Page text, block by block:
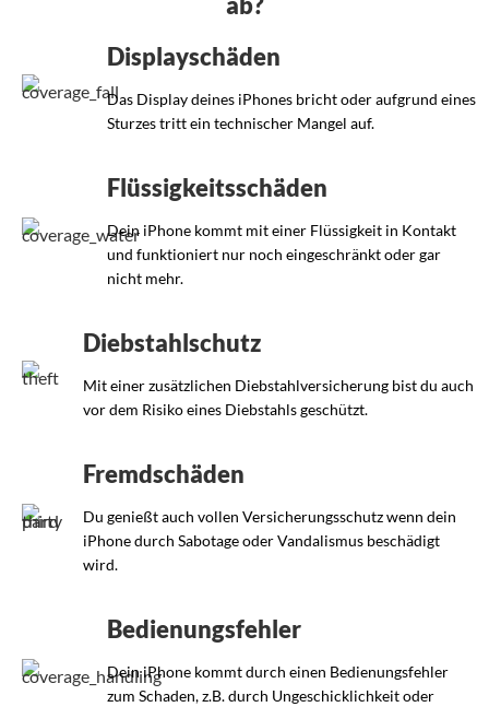
Displayschäden
Das Display deines iPhones bricht oder aufgrund eines
Sturzes tritt ein technischer Mangel auf.
Flüssigkeitsschäden
Dein iPhone kommt mit einer Flüssigkeit in Kontakt
und funktioniert nur noch eingeschränkt oder gar
nicht mehr.
Diebstahlschutz
Mit einer zusätzlichen Diebstahlversicherung bist du auch
vor dem Risiko eines Diebstahls geschützt.
Fremdschäden
Du genießt auch vollen Versicherungsschutz wenn dein
iPhone durch Sabotage oder Vandalismus beschädigt
wird.
Bedienungsfehler
Dein iPhone kommt durch einen Bedienungsfehler
zum Schaden, z.B. durch Ungeschicklichkeit oder